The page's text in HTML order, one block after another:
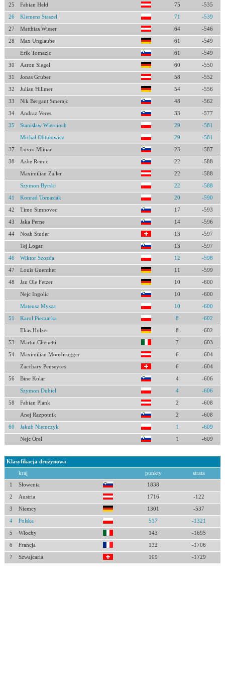
25 Fabian Held 75 -535
26 Klemens Staszel 71 -539
27 Matthias Wieser 64 -546
28 Max Unglaube 61 -549
Erik Tomazic 61 -549
30 Aaron Siegel 60 -550
31 Jonas Gruber 58 -552
32 Julian Hillmer 54 -556
33 Nik Bergant Smerajc 48 -562
34 Andraz Veres 33 -577
35 Stanisław Wiercioch 29 -581
Michał Obtułowicz 29 -581
37 Lovro Mlinar 23 -587
38 Azbe Remic 22 -588
Maximilian Zaller 22 -588
Szymon Byrski 22 -588
41 Konrad Tomasiak 20 -590
42 Timo Simnovec 17 -593
43 Jaka Perne 14 -596
44 Noah Studer 13 -597
Tej Logar 13 -597
46 Wiktor Szozda 12 -598
47 Louis Guenther 11 -599
48 Jan Ole Fetzer 10 -600
Nejc Ingolic 10 -600
Mateusz Mysza 10 -600
51 Karol Pieczarka 8 -602
Elias Holzer 8 -602
53 Martin Chenetti 7 -603
54 Maximilian Moosbrugger 6 -604
Zacchary Penseyres 6 -604
56 Bine Kolar 4 -606
Szymon Dubiel 4 -606
58 Fabian Plank 2 -608
Anej Razpotnik 2 -608
60 Jakub Niemczyk 1 -609
Nejc Orel 1 -609
Klasyfikacja drużynowa
kraj punkty strata
1 Słowenia 1838
2 Austria 1716 -122
3 Niemcy 1301 -537
4 Polska 517 -1321
5 Włochy 143 -1695
6 Francja 132 -1706
7 Szwajcaria 109 -1729